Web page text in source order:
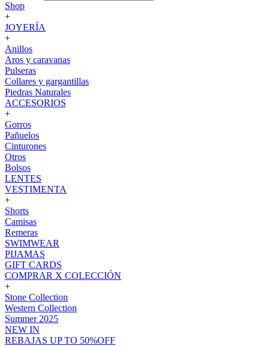
Shop
+
JOYERÍA
+
Anillos
Aros y caravanas
Pulseras
Collares y gargantillas
Piedras Naturales
ACCESORIOS
+
Gorros
Pañuelos
Cinturones
Otros
Bolsos
LENTES
VESTIMENTA
+
Shorts
Camisas
Remeras
SWIMWEAR
PIJAMAS
GIFT CARDS
COMPRAR X COLECCIÓN
+
Stone Collection
Western Collection
Summer 2025
NEW IN
REBAJAS UP TO 50%OFF